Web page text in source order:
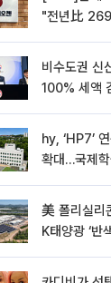
"전년比
비수도권 신
100% 세액
hy, ‘HP7’
확대…국제
美 폴리실리
K태양광 ‘반